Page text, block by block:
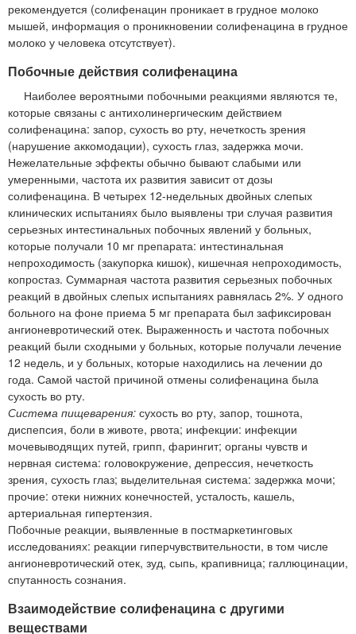
рекомендуется (солифенацин проникает в грудное молоко
мышей, информация о проникновении солифенацина в грудное
молоко у человека отсутствует).
Побочные действия солифенацина
Наиболее вероятными побочными реакциями являются те,
которые связаны с антихолинергическим действием
солифенацина: запор, сухость во рту, нечеткость зрения
(нарушение аккомодации), сухость глаз, задержка мочи.
Нежелательные эффекты обычно бывают слабыми или
умеренными, частота их развития зависит от дозы
солифенацина. В четырех 12-недельных двойных слепых
клинических испытаниях было выявлены три случая развития
серьезных интестинальных побочных явлений у больных,
которые получали 10 мг препарата: интестинальная
непроходимость (закупорка кишок), кишечная непроходимость,
копростаз. Суммарная частота развития серьезных побочных
реакций в двойных слепых испытаниях равнялась 2%. У одного
больного на фоне приема 5 мг препарата был зафиксирован
ангионевротический отек. Выраженность и частота побочных
реакций были сходными у больных, которые получали лечение
12 недель, и у больных, которые находились на лечении до
года. Самой частой причиной отмены солифенацина была
сухость во рту.
Система пищеварения: сухость во рту, запор, тошнота,
диспепсия, боли в животе, рвота; инфекции: инфекции
мочевыводящих путей, грипп, фарингит; органы чувств и
нервная система: головокружение, депрессия, нечеткость
зрения, сухость глаз; выделительная система: задержка мочи;
прочие: отеки нижних конечностей, усталость, кашель,
артериальная гипертензия.
Побочные реакции, выявленные в постмаркетинговых
исследованиях: реакции гиперчувствительности, в том числе
ангионевротический отек, зуд, сыпь, крапивница; галлюцинации,
спутанность сознания.
Взаимодействие солифенацина с другими
веществами